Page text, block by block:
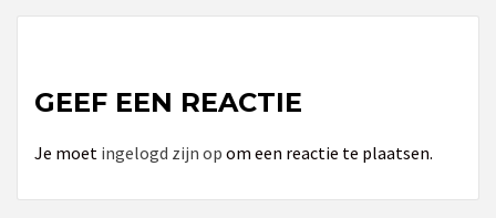
GEEF EEN REACTIE
Je moet ingelogd zijn op om een reactie te plaatsen.